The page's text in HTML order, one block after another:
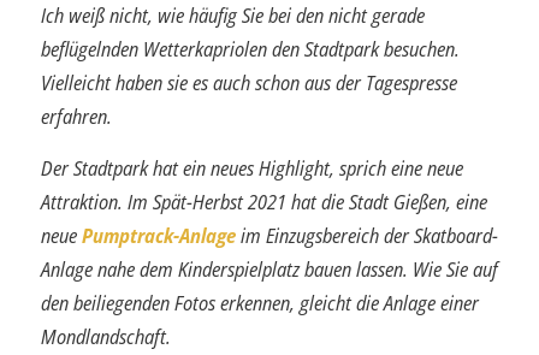
Ich weiß nicht, wie häufig Sie bei den nicht gerade
beflügelnden Wetterkapriolen den Stadtpark besuchen.
Vielleicht haben sie es auch schon aus der Tagespresse
erfahren.
Der Stadtpark hat ein neues Highlight, sprich eine neue
Attraktion. Im Spät-Herbst 2021 hat die Stadt Gießen, eine
neuePumptrack-Anlageim Einzugsbereich der Skatboard-
Anlage nahe dem Kinderspielplatz bauen lassen. Wie Sie auf
den bei­liegenden Fotos erkennen, gleicht die Anlage einer
Mondlandschaft.